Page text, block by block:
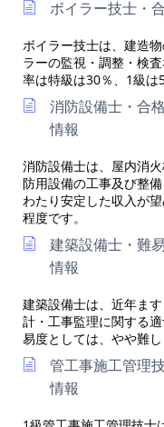
ボイラー技士・
ボイラー技士は、建造
ラーの監視・調整・検
率は特級は30％、1級は
消防設備士・合
情報
消防設備士は、屋内消
防用設備の工事及び整
わたり安定した収入が
程度です。
建築設備士・難
情報
建築設備士は、近年ま
計・工事監理に関する
易度としては、やや難
管工事施工管理
情報